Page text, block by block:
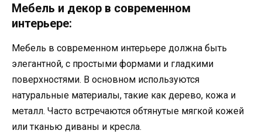
Мебель и декор в современном
интерьере:
Мебель в современном интерьере должна быть
элегантной, с простыми формами и гладкими
поверхностями. В основном используются
натуральные материалы, такие как дерево, кожа и
металл. Часто встречаются обтянутые мягкой кожей
или тканью диваны и кресла.